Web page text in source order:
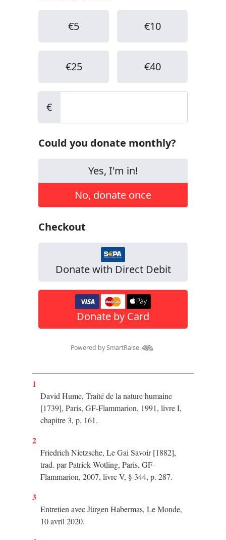
1
David Hume, Traité de la nature humaine
[1739], Paris, GF-Flammarion, 1991, livre I,
chapitre 3, p. 161.
2
Friedrich Nietzsche, Le Gai Savoir [1882],
trad. par Patrick Wotling, Paris, GF-
Flammarion, 2007, livre V, § 344, p. 287.
3
Entretien avec Jürgen Habermas, Le Monde,
10 avril 2020.